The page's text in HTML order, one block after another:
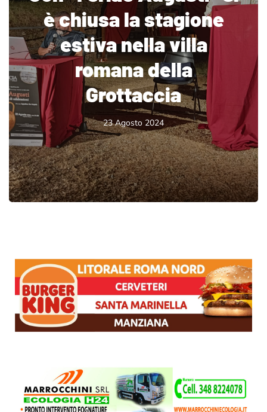
è chiusa la stagione
estiva nella villa
romana della
Grottaccia
23 Agosto 2024